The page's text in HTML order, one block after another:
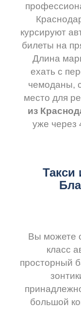
курсируют
билеты на
Длина
ехать с
чемоданы,
место для
из
уже через
Такси
Вы можете
класс
просторный
большой